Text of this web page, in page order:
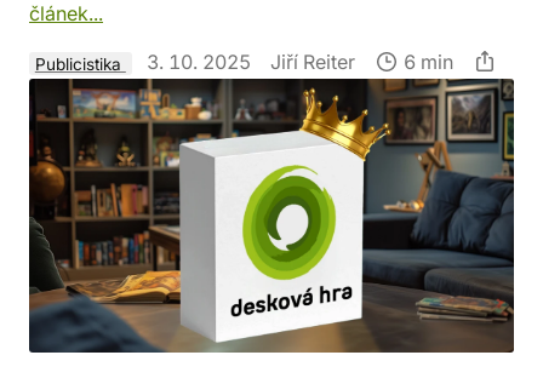
článek...
Publicistika 3. 10. 2025 Jiří Reiter 6 min